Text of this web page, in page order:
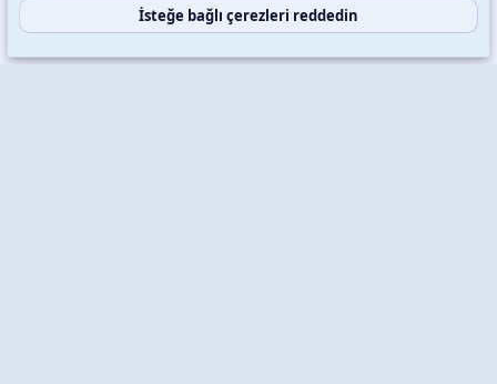
S
Copyright © 2026 XenWp Telif Hakları Saklıdır
İsteğe bağlı çerezleri reddedin